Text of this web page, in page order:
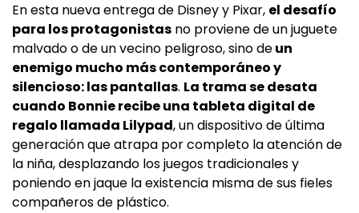
En esta nueva entrega de Disney y Pixar, el desafío
para los protagonistas no proviene de un juguete
malvado o de un vecino peligroso, sino deun
enemigo mucho más contemporáneo y
silencioso: las pantallas. La trama se desata
cuando Bonnie recibe una tableta digital de
regalo llamada Lilypad, un dispositivo de última
generación que atrapa por completo la atención de
la niña, desplazando los juegos tradicionales y
poniendo en jaque la existencia misma de sus fieles
compañeros de plástico.